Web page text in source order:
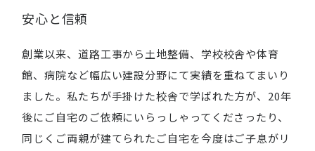
安心と信頼
創業以来、道路工事から土地整備、学校校舎や体育
館、病院など幅広い建設分野にて実績を重ねてまいり
ました。私たちが手掛けた校舎で学ばれた方が、20年
後にご自宅のご依頼にいらっしゃってくださったり、
同じくご両親が建てられたご自宅を今度はご子息がリ